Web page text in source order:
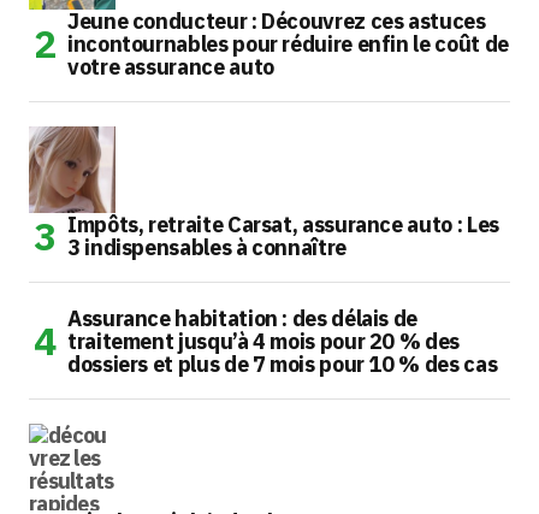
Jeune conducteur : Découvrez ces astuces
incontournables pour réduire enfin le coût de
votre assurance auto
Impôts, retraite Carsat, assurance auto : Les
3 indispensables à connaître
Assurance habitation : des délais de
traitement jusqu’à 4 mois pour 20 % des
dossiers et plus de 7 mois pour 10 % des cas